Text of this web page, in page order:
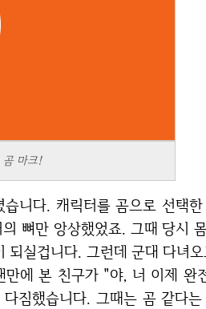
곰 마크!
뼈만 앙상했었죠. 그때 당시
되실겁니다. 그런데 군대 다녀
만에 본 친구가 "야, 너 이제 완
짐했습니다. 그때는 곰 같다